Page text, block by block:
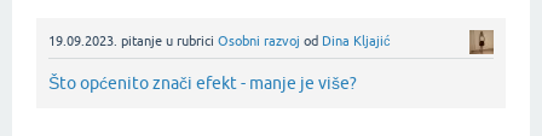
19.09.2023. pitanje u rubrici Osobni razvoj od Dina Kljajić
Što općenito znači efekt - manje je više?